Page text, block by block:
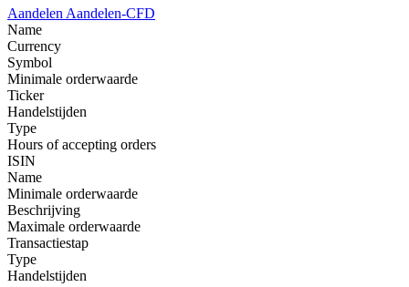
Aandelen Aandelen-CFD
Name
Currency
Symbol
Minimale orderwaarde
Ticker
Handelstijden
Type
Hours of accepting orders
ISIN
Name
Minimale orderwaarde
Beschrijving
Maximale orderwaarde
Transactiestap
Type
Handelstijden